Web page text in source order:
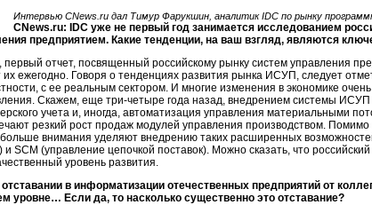
Интервью CNews.ru дал Тимур Фарукшин, аналитик IDC по рынку
CNews.ru: IDC уже не первый год занимается исследованием
предприятием. Какие тенденции, на ваш взгляд, являются
первый отчет, посвященный российскому рынку систем управления
их ежегодно. Говоря о тенденциях развития рынка ИСУП, следует
с ее реальным сектором. И многие изменения в экономике
Скажем, еще три-четыре года назад, внедрением системы
учета и, иногда, автоматизация управления материальными
резкий рост продаж модулей управления производством.
больше внимания уделяют внедрению таких расширенных
SCM (управление цепочкой поставок). Можно сказать, что
уровень развития.
в информатизации отечественных предприятий от
уровне… Если да, то насколько существенно это отставание?